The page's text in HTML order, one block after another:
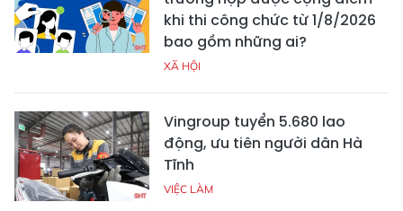
khi thi công chức từ 1/8/2026
bao gồm những ai?
XÃ HỘI
Vingroup tuyển 5.680 lao
động, ưu tiên người dân Hà
Tĩnh
VIỆC LÀM